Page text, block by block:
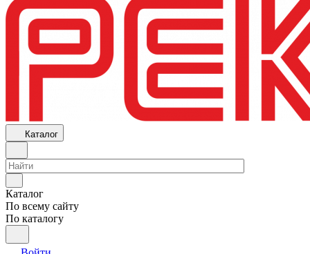
Каталог
Каталог
По всему сайту
По каталогу